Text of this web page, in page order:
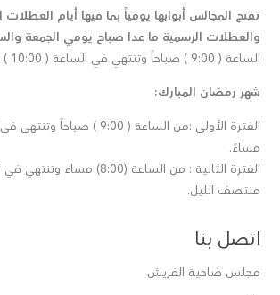
تفتح المجالس أبوابها يومياً بما فيها أيام العطلات
والعطلات الرسمية ما عدا صباح يومي الجمعة
الساعة ( 9:00 ) صباحاً وتنتهي في الساعة ( 10:00 ) مساءً .
شهر رمضان المبارك:
مساءً.
منتصف الليل.
اتصل بنا
مجلس ضاحية الفريش